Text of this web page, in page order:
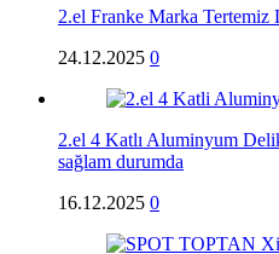
2.el Franke Marka Tertemiz
24.12.2025 0
2.el 4 Katlı Aluminyum
sağlam durumda
16.12.2025 0